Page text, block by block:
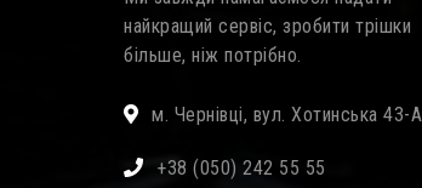
найкращий сервіс, зробити трішки
більше, ніж потрібно.
м. Чернівці, вул. Хотинська 43-А
+38 (050) 242 55 55